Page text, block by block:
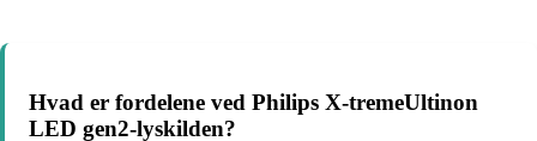
Hvad er fordelene ved Philips X-tremeUltinon
LED gen2-lyskilden?